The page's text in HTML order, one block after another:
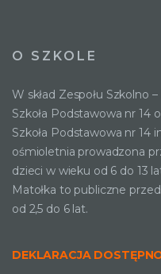
O SZKOLE
W skład Zespołu Szkolno
Szkoła Podstawowa nr 14
Szkoła Podstawowa nr 14
ośmioletnia prowadzona
dzieci w wieku od 6 do 13
Matołka to publiczne
od 2,5 do 6 lat.
DEKLARACJA